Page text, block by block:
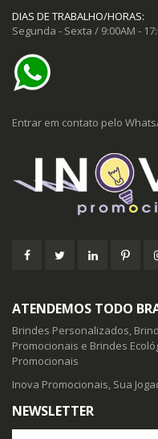
DIAS DE TRABALHO/HORAS:
Segunda - Sexta / 9:00AM -
Entrar em contato pelo
ATENDEMOS TODO
Brindes Personalizados,
Promocionais e Brindes
Promocionais
Inova Promocionais, Sua
NEWSLETTER